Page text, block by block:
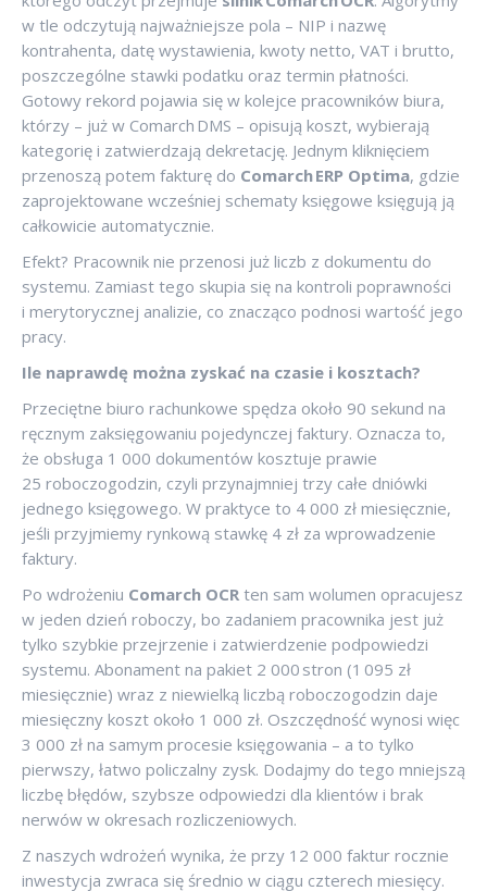
w tle odczytują najważniejsze pola – NIP i nazwę
kontrahenta, datę wystawienia, kwoty netto, VAT i brutto,
poszczególne stawki podatku oraz termin płatności.
Gotowy rekord pojawia się w kolejce pracowników biura,
którzy – już w Comarch DMS – opisują koszt, wybierają
kategorię i zatwierdzają dekretację. Jednym kliknięciem
przenoszą potem fakturę do Comarch ERP Optima, gdzie
zaprojektowane wcześniej schematy księgowe księgują ją
całkowicie automatycznie.
Efekt? Pracownik nie przenosi już liczb z dokumentu do
systemu. Zamiast tego skupia się na kontroli poprawności
i merytorycznej analizie, co znacząco podnosi wartość jego
pracy.
Ile naprawdę można zyskać na czasie i kosztach?
Przeciętne biuro rachunkowe spędza około 90 sekund na
ręcznym zaksięgowaniu pojedynczej faktury. Oznacza to,
że obsługa 1 000 dokumentów kosztuje prawie
25 roboczogodzin, czyli przynajmniej trzy całe dniówki
jednego księgowego. W praktyce to 4 000 zł miesięcznie,
jeśli przyjmiemy rynkową stawkę 4 zł za wprowadzenie
faktury.
Po wdrożeniu Comarch OCR ten sam wolumen opracujesz
w jeden dzień roboczy, bo zadaniem pracownika jest już
tylko szybkie przejrzenie i zatwierdzenie podpowiedzi
systemu. Abonament na pakiet 2 000 stron (1 095 zł
miesięcznie) wraz z niewielką liczbą roboczogodzin daje
miesięczny koszt około 1 000 zł. Oszczędność wynosi więc
3 000 zł na samym procesie księgowania – a to tylko
pierwszy, łatwo policzalny zysk. Dodajmy do tego mniejszą
liczbę błędów, szybsze odpowiedzi dla klientów i brak
nerwów w okresach rozliczeniowych.
Z naszych wdrożeń wynika, że przy 12 000 faktur rocznie
inwestycja zwraca się średnio w ciągu czterech miesięcy.